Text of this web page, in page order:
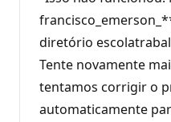
diretório
Tente novamente
tentamos corrigir o
automaticamente